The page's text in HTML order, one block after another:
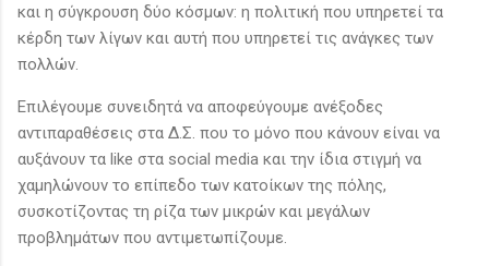
και η σύγκρουση δύο κόσμων: η πολιτική που υπηρετεί τα
κέρδη των λίγων και αυτή που υπηρετεί τις ανάγκες των
πολλών.
Επιλέγουμε συνειδητά να αποφεύγουμε ανέξοδες
αντιπαραθέσεις στα Δ.Σ. που το μόνο που κάνουν είναι να
αυξάνουν τα like στα social media και την ίδια στιγμή να
χαμηλώνουν το επίπεδο των κατοίκων της πόλης,
συσκοτίζοντας τη ρίζα των μικρών και μεγάλων
προβλημάτων που αντιμετωπίζουμε.